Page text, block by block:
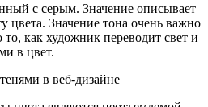
с серым. Значение описывает
цвета. Значение тона очень важно
как художник переводит свет и
в цвет.